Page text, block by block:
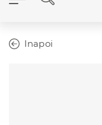
Inapoi